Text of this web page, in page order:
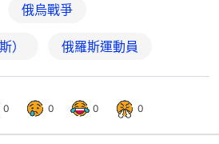
俄烏戰爭
） 俄羅斯運動員
0 0 0 0